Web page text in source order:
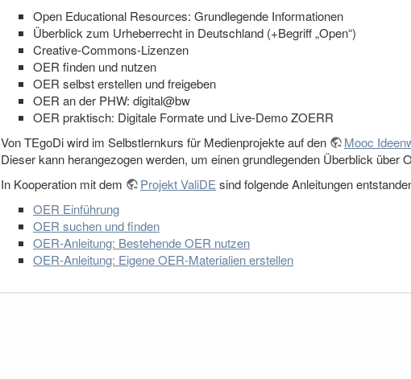
Open Educational Resources: Grundlegende Informationen
Überblick zum Urheberrecht in Deutschland (+Begriff „Open“)
Creative-Commons-Lizenzen
OER finden und nutzen
OER selbst erstellen und freigeben
OER an der PHW: digital@bw
OER praktisch: Digitale Formate und Live-Demo ZOERR
Von TEgoDi wird im Selbstlernkurs für Medienprojekte auf den
Mooc
Dieser kann herangezogen werden, um einen grundlegenden Überblick über
In Kooperation mit dem
Projekt ValiDE sind folgende Anleitungen
OER Einführung
OER suchen und finden
OER-Anleitung: Bestehende OER nutzen
OER-Anleitung: Eigene OER-Materialien erstellen